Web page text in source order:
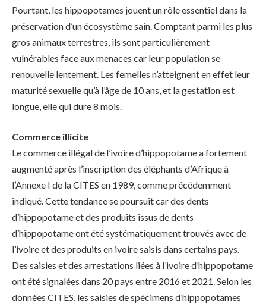
Pourtant, les hippopotames jouent un rôle essentiel dans la
préservation d’un écosystème sain. Comptant parmi les plus
gros animaux terrestres, ils sont particulièrement
vulnérables face aux menaces car leur population se
renouvelle lentement. Les femelles n’atteignent en effet leur
maturité sexuelle qu’à l’âge de 10 ans, et la gestation est
longue, elle qui dure 8 mois.
Commerce illicite
Le commerce illégal de l’ivoire d’hippopotame a fortement
augmenté après l’inscription des éléphants d’Afrique à
l’Annexe I de la CITES en 1989, comme précédemment
indiqué. Cette tendance se poursuit car des dents
d’hippopotame et des produits issus de dents
d’hippopotame ont été systématiquement trouvés avec de
l’ivoire et des produits en ivoire saisis dans certains pays.
Des saisies et des arrestations liées à l’ivoire d’hippopotame
ont été signalées dans 20 pays entre 2016 et 2021. Selon les
données CITES, les saisies de spécimens d’hippopotames